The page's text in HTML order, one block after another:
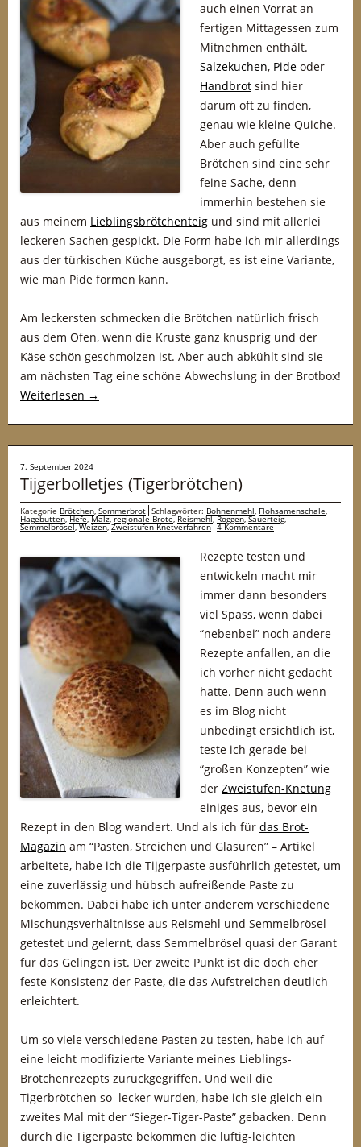
auch einen Vorrat an
fertigen Mittagessen zum
Mitnehmen enthält.
Salzekuchen, Pide oder
Handbrot sind hier
darum oft zu finden,
genau wie kleine Quiche.
Aber auch gefüllte
Brötchen sind eine sehr
feine Sache, denn
immerhin bestehen sie
aus meinem Lieblingsbrötchenteig und sind mit allerlei
leckeren Sachen gespickt. Die Form habe ich mir allerdings
aus der türkischen Küche ausgeborgt, es ist eine Variante,
wie man Pide formen kann.
Am leckersten schmecken die Brötchen natürlich frisch
aus dem Ofen, wenn die Kruste ganz knusprig und der
Käse schön geschmolzen ist. Aber auch abkühlt sind sie
am nächsten Tag eine schöne Abwechslung in der Brotbox!
Weiterlesen →
7. September 2024
Tijgerbolletjes (Tigerbrötchen)
Kategorie Brötchen, Sommerbrot Schlagwörter: Bohnenmehl, Flohsamenschale,
Hagebutten,Hefe,Malz,regionale Brote, Reismehl,Roggen,Sauerteig,
Semmelbrösel,Weizen,Zweistufen-Knetverfahren 4 Kommentare
Rezepte testen und
entwickeln macht mir
immer dann besonders
viel Spass, wenn dabei
“nebenbei” noch andere
Rezepte anfallen, an die
ich vorher nicht gedacht
hatte. Denn auch wenn
es im Blog nicht
unbedingt ersichtlich ist,
teste ich gerade bei
“großen Konzepten” wie
der Zweistufen-Knetung
einiges aus, bevor ein
Rezept in den Blog wandert. Und als ich für das Brot-
Magazin am “Pasten, Streichen und Glasuren” – Artikel
arbeitete, habe ich die Tijgerpaste ausführlich getestet, um
eine zuverlässig und hübsch aufreißende Paste zu
bekommen. Dabei habe ich unter anderem verschiedene
Mischungsverhältnisse aus Reismehl und Semmelbrösel
getestet und gelernt, dass Semmelbrösel quasi der Garant
für das Gelingen ist. Der zweite Punkt ist die doch eher
feste Konsistenz der Paste, die das Aufstreichen deutlich
erleichtert.
Um so viele verschiedene Pasten zu testen, habe ich auf
eine leicht modifizierte Variante meines Lieblings-
Brötchenrezepts zurückgegriffen. Und weil die
Tigerbrötchen so lecker wurden, habe ich sie gleich ein
zweites Mal mit der “Sieger-Tiger-Paste” gebacken. Denn
durch die Tigerpaste bekommen die luftig-leichten